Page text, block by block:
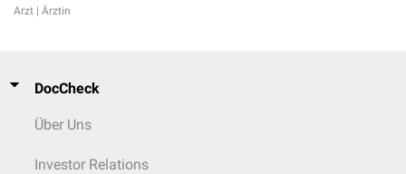
Arzt | Ärztin
DocCheck
Über Uns
Investor Relations